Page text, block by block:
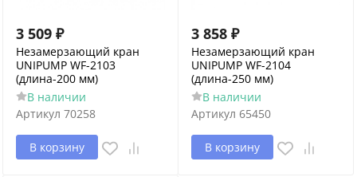
3 509 ₽
Незамерзающий кран
UNIPUMP WF-2103
(длина-200 мм)
В наличии
Артикул 70258
В корзину
3 858 ₽
Незамерзающий кран
UNIPUMP WF-2104
(длина-250 мм)
В наличии
Артикул 65450
В корзину